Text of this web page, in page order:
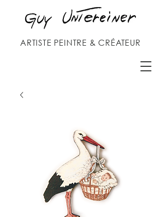
ARTISTE PEINTRE & CRÉATEUR